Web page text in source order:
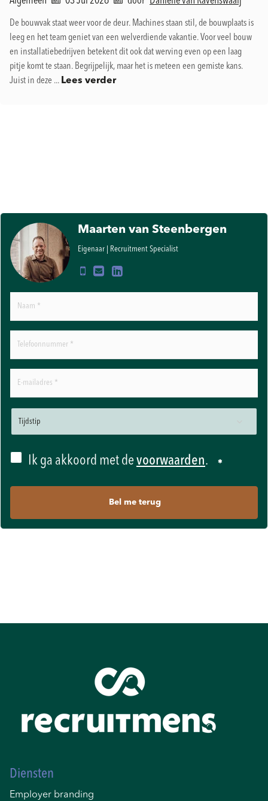
De bouwvak staat weer voor de deur. Machines staan stil, de bouwplaats is
leeg en het team geniet van een welverdiende vakantie. Voor veel bouw
en installatiebedrijven betekent dit ook dat werving even op een laag
pitje komt te staan. Begrijpelijk, maar het is meteen een gemiste kans.
Juist in deze ... Lees verder
Maarten van Steenbergen
Eigenaar | Recruitment Specialist
Ik ga akkoord met devoorwaarden.
Bel me terug
Diensten
Employer branding